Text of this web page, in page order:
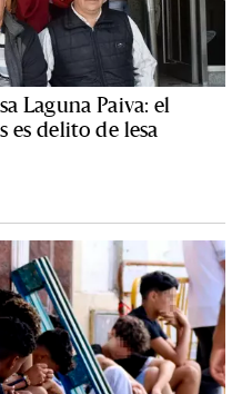
Laguna Paiva: el
es delito de lesa